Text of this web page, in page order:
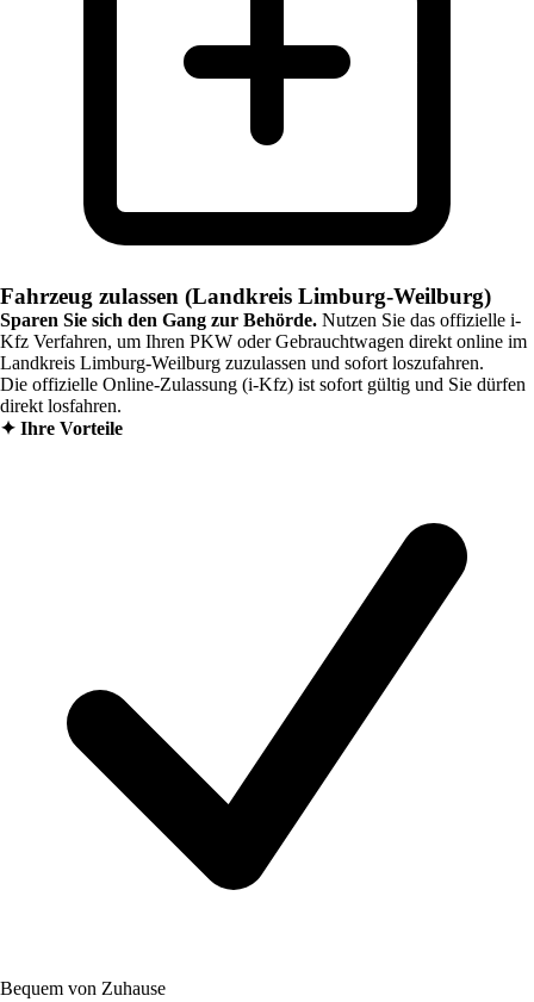
Fahrzeug zulassen (Landkreis Limburg-Weilburg)
Sparen Sie sich den Gang zur Behörde. Nutzen Sie das offizielle i-
Kfz Verfahren, um Ihren PKW oder Gebrauchtwagen direkt online im
Landkreis Limburg-Weilburg zuzulassen und sofort loszufahren.
Die offizielle Online-Zulassung (i-Kfz) ist sofort gültig und Sie dürfen
direkt losfahren.
✦ Ihre Vorteile
Bequem von Zuhause